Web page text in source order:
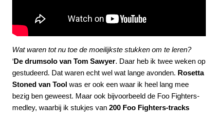
Wat waren tot nu toe de moeilijkste stukken om te leren?
‘De drumsolo van Tom Sawyer. Daar heb ik twee weken op
gestudeerd. Dat waren echt wel wat lange avonden. Rosetta
Stoned van Tool was er ook een waar ik heel lang mee
bezig ben geweest. Maar ook bijvoorbeeld de Foo Fighters-
medley, waarbij ik stukjes van 200 Foo Fighters-tracks